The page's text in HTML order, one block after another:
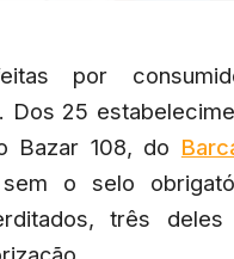
por
Dos 25
Bazar 108, do
sem o selo
três